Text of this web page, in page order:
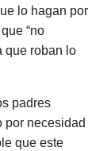
lo hagan por
“no
que roban lo
padres
por necesidad
que este